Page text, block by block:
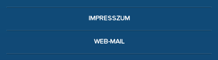
IMPRESSZUM
WEB-MAIL